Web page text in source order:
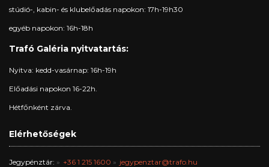
stúdió-, kabin- és klubelőadás napokon: 17h-19h30
egyéb napokon: 16h-18h
Trafó Galéria nyitvatartás:
Nyitva: kedd-vasárnap: 16h-19h
Előadási napokon 16-22h.
Hétfőnként zárva.
Elérhetőségek
Jegypénztár: +36 1 215 1600 jegypenztar@trafo.hu